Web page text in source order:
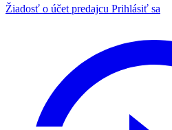
Žiadosť o účet predajcu Prihlásiť sa